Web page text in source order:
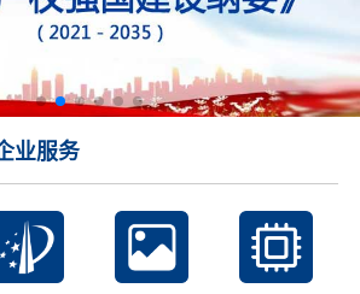
业服务